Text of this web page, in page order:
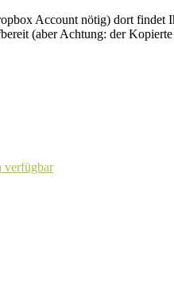
Account nötig) dort findet
(aber Achtung: der
verfügbar